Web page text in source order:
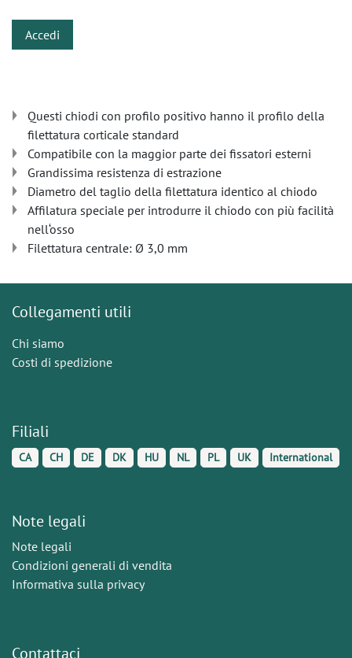
Accedi
Questi chiodi con profilo positivo hanno il profilo della
filettatura corticale standard
Compatibile con la maggior parte dei fissatori esterni
Grandissima resistenza di estrazione
Diametro del taglio della filettatura identico al chiodo
Affilatura speciale per introdurre il chiodo con più facilità
nell‘osso
Filettatura centrale: Ø 3,0 mm
Collegamenti utili
Chi siamo
Costi di spedizione
Filiali
CA CH DE DK HU NL PL UK International
Note legali
Note legali
Condizioni generali di vendita
Informativa sulla privacy
Contattaci